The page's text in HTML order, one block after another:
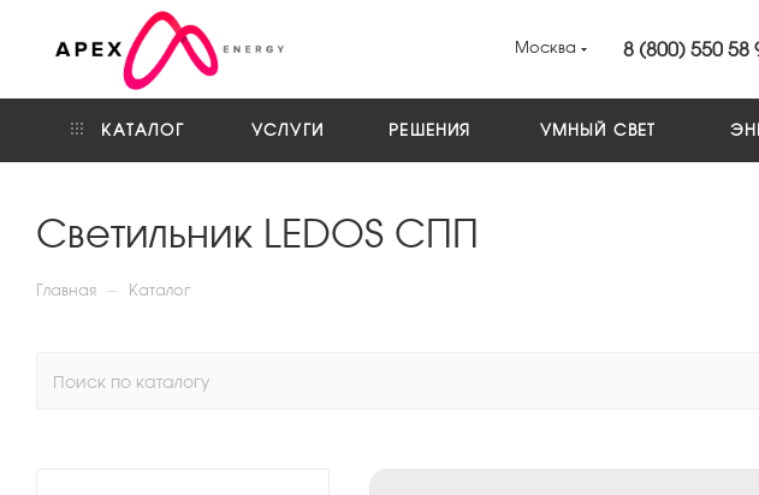
Москва 8 (800) 550 58
КАТАЛОГ УСЛУГИ РЕШЕНИЯ УМНЫЙ СВЕТ
Светильник LEDOS СПП
Главная — Каталог